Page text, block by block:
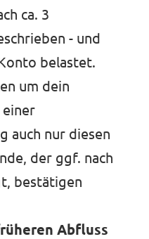
ca. 3
- und
belastet.
um dein
einer
auch nur diesen
der ggf. nach
bestätigen
Abfluss